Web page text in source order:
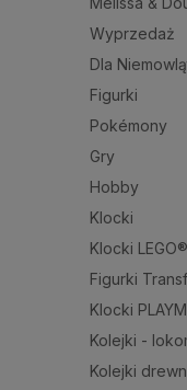
Wyprzedaż
Dla
Figurki
Pokémony
Gry
Hobby
Klocki
Klocki LEGO®
Figurki
Klocki
Kolejki -
Kolejki